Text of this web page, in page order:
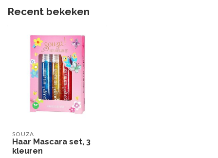
Recent bekeken
SOUZA
Haar Mascara set, 3
kleuren